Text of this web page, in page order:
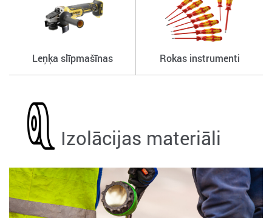
Leņķa slīpmašīnas Rokas instrumenti
Izolācijas materiāli